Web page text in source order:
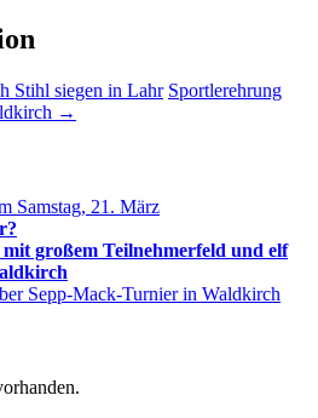
Stihl siegen in Lahr Sportlerehrung
→
Samstag, 21. März
großem Teilnehmerfeld und elf
Sepp-Mack-Turnier in Waldkirch